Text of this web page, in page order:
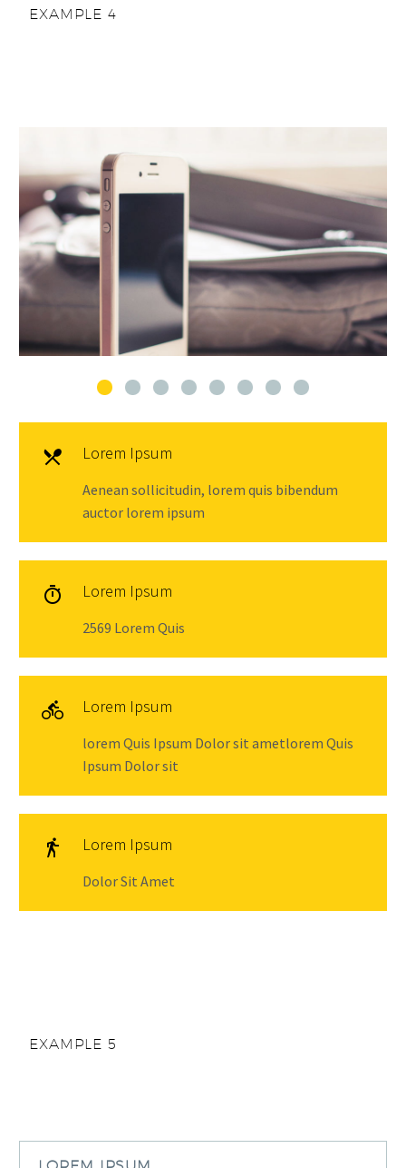
EXAMPLE 4
 Lorem Ipsum
Aenean sollicitudin, lorem quis bibendum
auctor lorem ipsum
 Lorem Ipsum
2569 Lorem Quis
 Lorem Ipsum
lorem Quis Ipsum Dolor sit ametlorem Quis
Ipsum Dolor sit
 Lorem Ipsum
Dolor Sit Amet
EXAMPLE 5